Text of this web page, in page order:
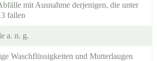
mit Ausnahme derjenigen, die unter
fallen
a. n. g.
Waschflüssigkeiten und Mutterlaugen